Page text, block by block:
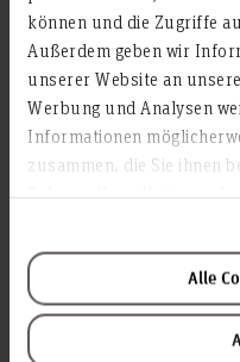
können und die Zugriffe
Außerdem geben wir
unserer Website an
Werbung und Analysen
Informationen
zusammen, die Sie ihnen
Alle
Aktivitäten
HsH Gremien
Studiendekan
Mitglied
AG "KI in der Lehre"